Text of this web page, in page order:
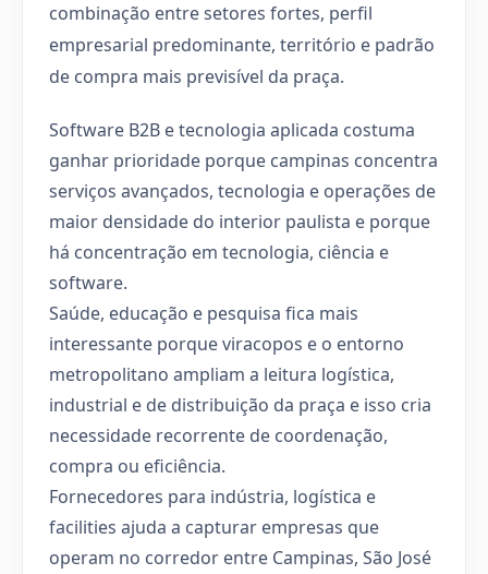
combinação entre setores fortes, perfil
empresarial predominante, território e padrão
de compra mais previsível da praça.
Software B2B e tecnologia aplicada costuma
ganhar prioridade porque campinas concentra
serviços avançados, tecnologia e operações de
maior densidade do interior paulista e porque
há concentração em tecnologia, ciência e
software.
Saúde, educação e pesquisa fica mais
interessante porque viracopos e o entorno
metropolitano ampliam a leitura logística,
industrial e de distribuição da praça e isso cria
necessidade recorrente de coordenação,
compra ou eficiência.
Fornecedores para indústria, logística e
facilities ajuda a capturar empresas que
operam no corredor entre Campinas, São José